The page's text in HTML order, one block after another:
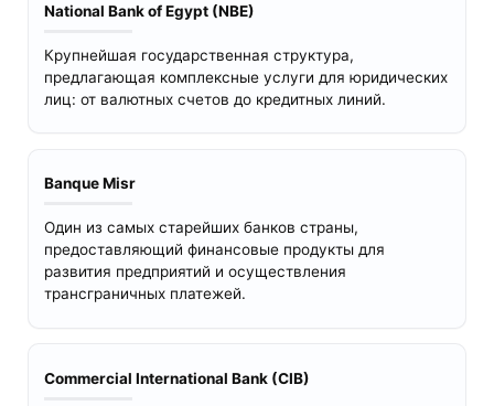
National Bank of Egypt (NBE)
Крупнейшая государственная структура,
предлагающая комплексные услуги для юридических
лиц: от валютных счетов до кредитных линий.
Banque Misr
Один из самых старейших банков страны,
предоставляющий финансовые продукты для
развития предприятий и осуществления
трансграничных платежей.
Commercial International Bank (CIB)